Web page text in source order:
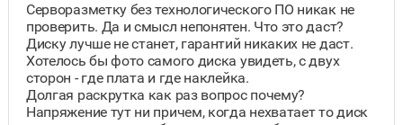
Серворазметку без технологического ПО никак не
проверить. Да и смысл непонятен. Что это даст?
Диску лучше не станет, гарантий никаких не даст.
Хотелось бы фото самого диска увидеть, с двух
сторон - где плата и где наклейка.
Долгая раскрутка как раз вопрос почему?
Напряжение тут ни причем, когда нехватает то диск